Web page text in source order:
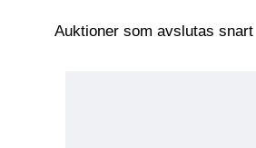
Auktioner som avslutas snart